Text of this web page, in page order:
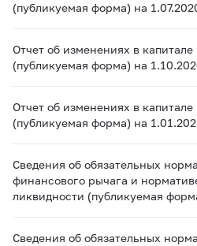
(публикуемая форма) на
Отчет об изменениях в
(публикуемая форма) на
Отчет об изменениях в
(публикуемая форма) на
Сведения об обязательных
финансового рычага и
ликвидности (публикуемая
Сведения об обязательных